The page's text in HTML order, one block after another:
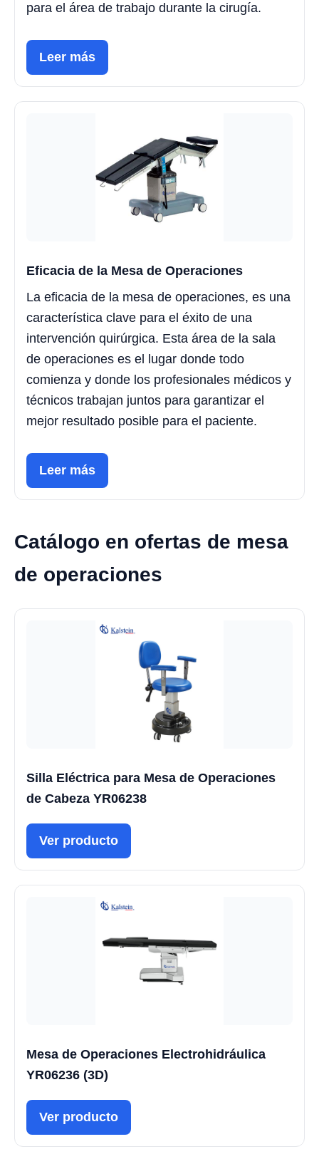
para el área de trabajo durante la cirugía.
Leer más
Eficacia de la Mesa de Operaciones
La eficacia de la mesa de operaciones, es una
característica clave para el éxito de una
intervención quirúrgica. Esta área de la sala
de operaciones es el lugar donde todo
comienza y donde los profesionales médicos y
técnicos trabajan juntos para garantizar el
mejor resultado posible para el paciente.
Leer más
Catálogo en ofertas de mesa
de operaciones
Silla Eléctrica para Mesa de Operaciones
de Cabeza YR06238
Ver producto
Mesa de Operaciones Electrohidráulica
YR06236 (3D)
Ver producto